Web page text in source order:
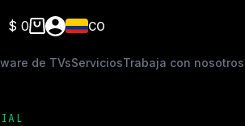
Carro
compra
$ 0 CO
de TVsServiciosTrabaja con nosotros